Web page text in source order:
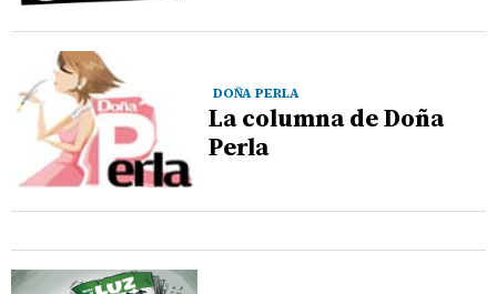
DOÑA PERLA
La columna de Doña
Perla